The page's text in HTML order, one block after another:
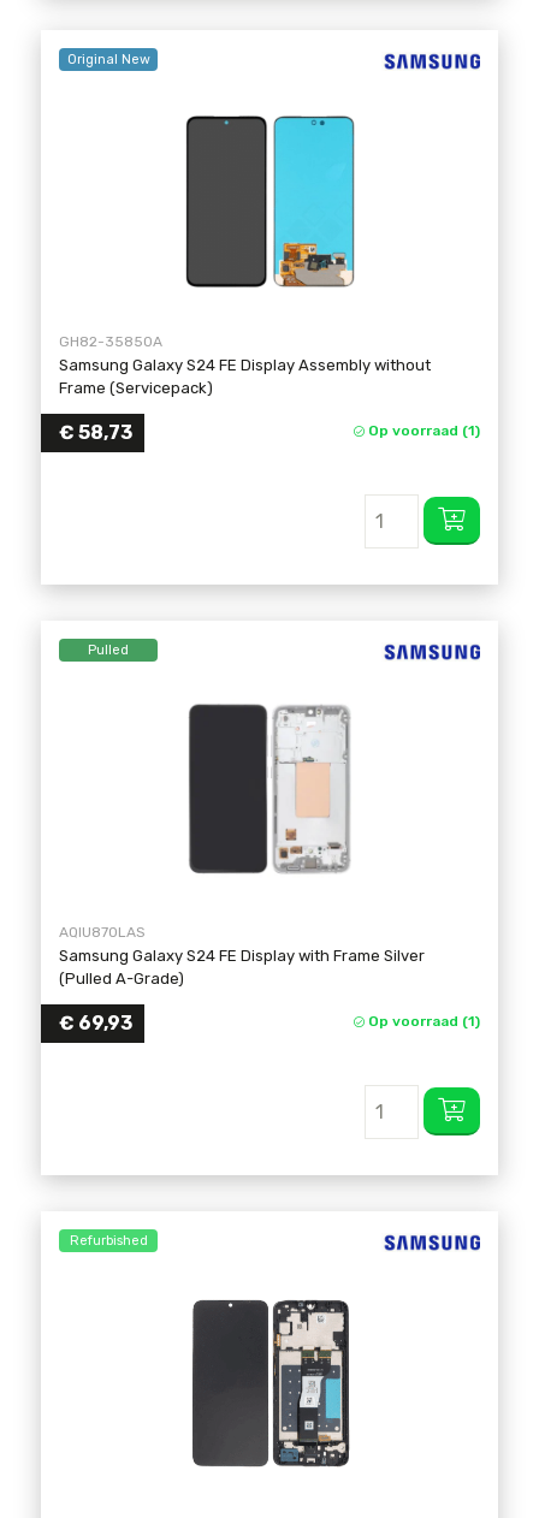
Original New
GH82-35850A
Samsung Galaxy S24 FE Display Assembly without
Frame (Servicepack)
€ 58,73 Op voorraad (1)
Pulled
AQIU870LAS
Samsung Galaxy S24 FE Display with Frame Silver
(Pulled A-Grade)
€ 69,93 Op voorraad (1)
Refurbished